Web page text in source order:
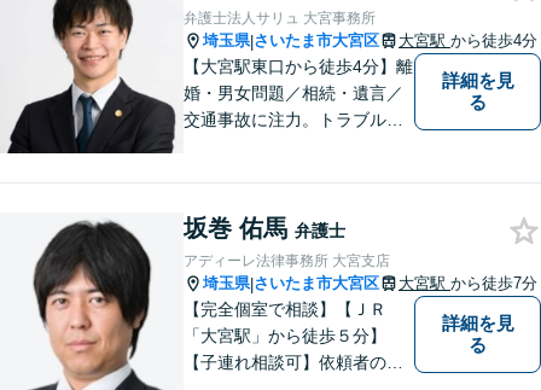
弁護士法人サリュ 大宮事務所
埼玉県|さいたま市大宮区 大宮駅 から徒歩4分
【大宮駅東口から徒歩4分】離
婚・男女問題／相続・遺言／
交通事故に注力。トラブルに
有利な結果に導きやすくなり
ます。お気軽にご相談くださ
い。【初回相談無料】
詳細を見
る
坂巻 佑馬 弁護士
アディーレ法律事務所 大宮支店
埼玉県|さいたま市大宮区 大宮駅 から徒歩7分
【完全個室で相談】【ＪＲ
「大宮駅」から徒歩５分】
【子連れ相談可】依頼者の方
詳細を見
る